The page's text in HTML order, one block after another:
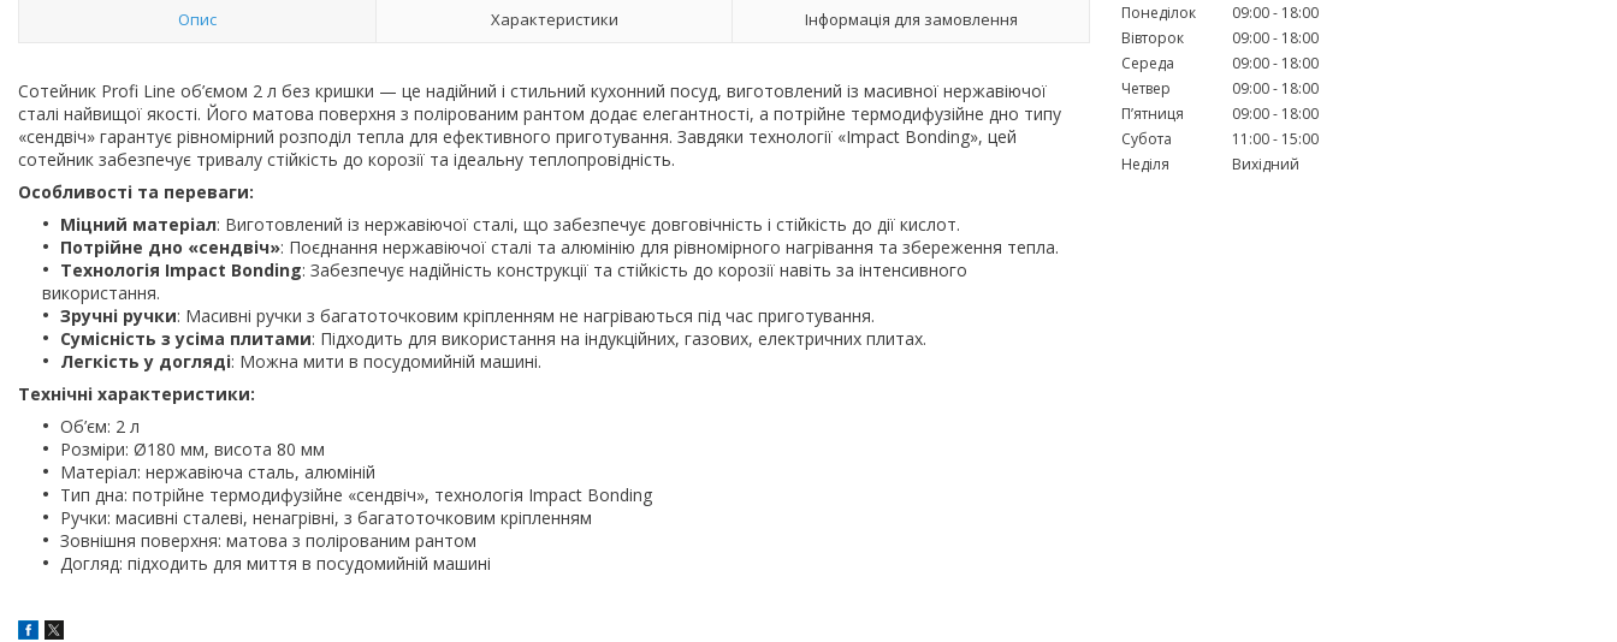
Опис Характеристики Інформація для замовлення
Сотейник Profi Line об’ємом 2 л без кришки — це надійний і стильний кухонний посуд, виготовлений із масивної нержавіючої
сталі найвищої якості. Його матова поверхня з полірованим рантом додає елегантності, а потрійне термодифузійне дно типу
«сендвіч» гарантує рівномірний розподіл тепла для ефективного приготування. Завдяки технології «Impact Bonding», цей
сотейник забезпечує тривалу стійкість до корозії та ідеальну теплопровідність.
Особливості та переваги:
Міцний матеріал: Виготовлений із нержавіючої сталі, що забезпечує довговічність і стійкість до дії кислот.
Потрійне дно «сендвіч»: Поєднання нержавіючої сталі та алюмінію для рівномірного нагрівання та збереження тепла.
Технологія Impact Bonding: Забезпечує надійність конструкції та стійкість до корозії навіть за інтенсивного
використання.
Зручні ручки: Масивні ручки з багатоточковим кріпленням не нагріваються під час приготування.
Сумісність з усіма плитами: Підходить для використання на індукційних, газових, електричних плитах.
Легкість у догляді: Можна мити в посудомийній машині.
Технічні характеристики:
Об’єм: 2 л
Розміри: Ø180 мм, висота 80 мм
Матеріал: нержавіюча сталь, алюміній
Тип дна: потрійне термодифузійне «сендвіч», технологія Impact Bonding
Ручки: масивні сталеві, ненагрівні, з багатоточковим кріпленням
Зовнішня поверхня: матова з полірованим рантом
Догляд: підходить для миття в посудомийній машині
Понеділок 09:00
18:00
Вівторок
09:00
18:00
Середа
09:00
18:00
Четвер
09:00
18:00
Пʼятниця
09:00
18:00
Субота
11:00
15:00
Неділя
Вихідний